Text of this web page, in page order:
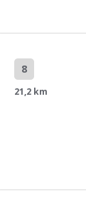
8
21,2 km